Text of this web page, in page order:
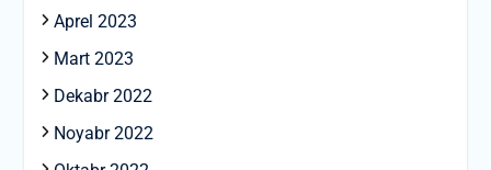
Aprel 2023
Mart 2023
Dekabr 2022
Noyabr 2022